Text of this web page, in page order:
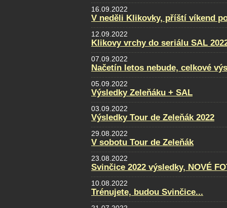
16.09.2022
V neděli Klikovky, příští víkend
12.09.2022
Klikovy vrchy do seriálu SAL
07.09.2022
Načetín letos nebude, celkové
05.09.2022
Výsledky Zeleňáku + SAL
03.09.2022
Výsledky Tour de Zeleňák 2022
29.08.2022
V sobotu Tour de Zeleňák
23.08.2022
Svinčice 2022 výsledky, NOVÉ
10.08.2022
Trénujete, budou Svinčice...